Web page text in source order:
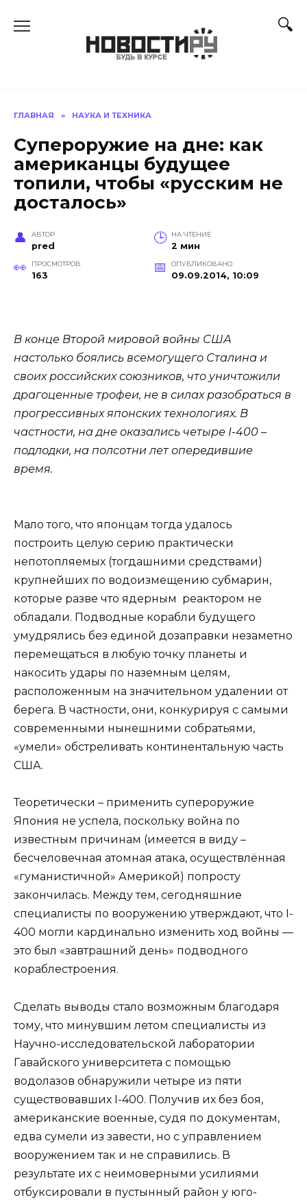
ГЛАВНАЯ » НАУКА И ТЕХНИКА
Супероружие на дне: как
американцы будущее
топили, чтобы «русским не
досталось»
АВТОР
pred
НА ЧТЕНИЕ
2 мин
ПРОСМОТРОВ
163
ОПУБЛИКОВАНО
09.09.2014, 10:09
В конце Второй мировой войны США
настолько боялись всемогущего Сталина и
своих российских союзников, что уничтожили
драгоценные трофеи, не в силах разобраться в
прогрессивных японских технологиях. В
частности, на дне оказались четыре I-400 –
подлодки, на полсотни лет опередившие
время.
Мало того, что японцам тогда удалось
построить целую серию практически
непотопляемых (тогдашними средствами)
крупнейших по водоизмещению субмарин,
которые разве что ядерным реактором не
обладали. Подводные корабли будущего
умудрялись без единой дозаправки незаметно
перемещаться в любую точку планеты и
накосить удары по наземным целям,
расположенным на значительном удалении от
берега. В частности, они, конкурируя с самыми
современными нынешними собратьями,
«умели» обстреливать континентальную часть
США.
Теоретически – применить супероружие
Япония не успела, поскольку война по
известным причинам (имеется в виду –
бесчеловечная атомная атака, осуществлённая
«гуманистичной» Америкой) попросту
закончилась. Между тем, сегодняшние
специалисты по вооружению утверждают, что I-
400 могли кардинально изменить ход войны —
это был «завтрашний день» подводного
кораблестроения.
Сделать выводы стало возможным благодаря
тому, что минувшим летом специалисты из
Научно-исследовательской лаборатории
Гавайского университета с помощью
водолазов обнаружили четыре из пяти
существовавших I-400. Получив их без боя,
американские военные, судя по документам,
едва сумели из завести, но с управлением
вооружением так и не справились. В
результате их с неимоверными усилиями
отбуксировали в пустынный район у юго-